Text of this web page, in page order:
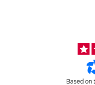
Based on